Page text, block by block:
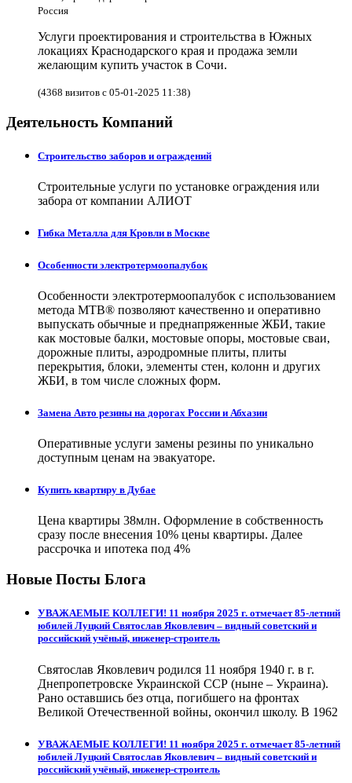
Россия
Услуги проектирования и строительства в Южных
локациях Краснодарского края и продажа земли
желающим купить участок в Сочи.
(4368 визитов с 05-01-2025 11:38)
Деятельность Компаний
Строительство заборов и ограждений
Строительные услуги по установке ограждения или
забора от компании АЛИОТ
Гибка Металла для Кровли в Москве
Особенности электротермоопалубок
Особенности электротермоопалубок с использованием
метода МТВ® позволяют качественно и оперативно
выпускать обычные и преднапряженные ЖБИ, такие
как мостовые балки, мостовые опоры, мостовые сваи,
дорожные плиты, аэродромные плиты, плиты
перекрытия, блоки, элементы стен, колонн и других
ЖБИ, в том числе сложных форм.
Замена Авто резины на дорогах России и Абхазии
Оперативные услуги замены резины по уникально
доступным ценам на эвакуаторе.
Купить квартиру в Дубае
Цена квартиры 38млн. Оформление в собственность
сразу после внесения 10% цены квартиры. Далее
рассрочка и ипотека под 4%
Новые Посты Блога
УВАЖАЕМЫЕ КОЛЛЕГИ! 11 ноября 2025 г. отмечает 85-летний
юбилей Луцкий Святослав Яковлевич – видный советский и
российский учёный, инженер-строитель
Святослав Яковлевич родился 11 ноября 1940 г. в г.
Днепропетровске Украинской ССР (ныне – Украина).
Рано оставшись без отца, погибшего на фронтах
Великой Отечественной войны, окончил школу. В 1962
УВАЖАЕМЫЕ КОЛЛЕГИ! 11 ноября 2025 г. отмечает 85-летний
юбилей Луцкий Святослав Яковлевич – видный советский и
российский учёный, инженер-строитель